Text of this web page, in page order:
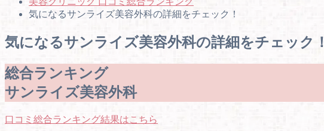
気になるサンライズ美容外科の詳細をチェック！
気になるサンライズ美容外科の詳細をチェック！
総合ランキング
サンライズ美容外科
口コミ総合ランキング結果はこちら